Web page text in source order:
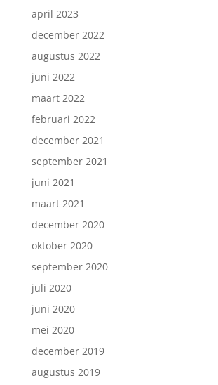
april 2023
december 2022
augustus 2022
juni 2022
maart 2022
februari 2022
december 2021
september 2021
juni 2021
maart 2021
december 2020
oktober 2020
september 2020
juli 2020
juni 2020
mei 2020
december 2019
augustus 2019